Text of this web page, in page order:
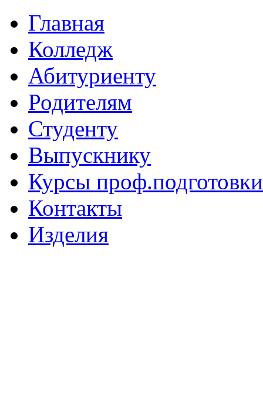
Главная
Колледж
Абитуриенту
Родителям
Студенту
Выпускнику
Курсы проф.подготовки
Контакты
Изделия